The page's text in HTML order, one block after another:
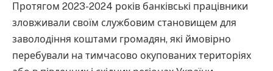
Протягом 2023-2024 років банківські працівники
зловживали своїм службовим становищем для
заволодіння коштами громадян, які ймовірно
перебували на тимчасово окупованих територіях